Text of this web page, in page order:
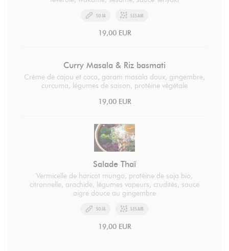
SOJA SESAM
19,00 EUR
Curry Masala & Riz basmati
Créme de cajou et coco, garam masala doux, gingembre,
curcuma, légumes de saison, protéine végétale
19,00 EUR
Salade Thaï
Vermicelle de haricot mungo, protéine de soja bio,
citronnelle, arachide, légumes vapeurs, crudités, sauce
aigre douce au gingembre
SOJA SESAM
19,00 EUR